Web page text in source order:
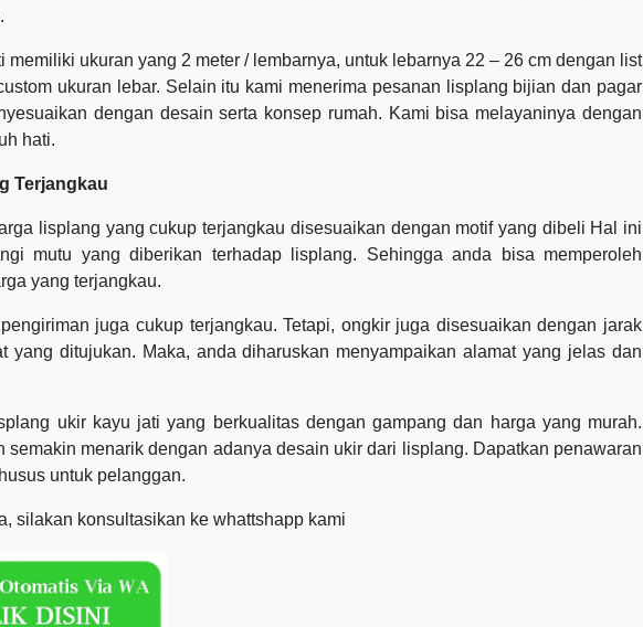
memiliki ukuran yang 2 meter / lembarnya, untuk lebarnya 22 – 26 cm dengan list
ukuran lebar. Selain itu kami menerima pesanan lisplang bijian dan pagar
dengan desain serta konsep rumah. Kami bisa melayaninya dengan
hati.
Terjangkau
lisplang yang cukup terjangkau disesuaikan dengan motif yang dibeli Hal ini
mutu yang diberikan terhadap lisplang. Sehingga anda bisa memperoleh
yang terjangkau.
juga cukup terjangkau. Tetapi, ongkir juga disesuaikan dengan jarak
yang ditujukan. Maka, anda diharuskan menyampaikan alamat yang jelas dan
ukir kayu jati yang berkualitas dengan gampang dan harga yang murah.
semakin menarik dengan adanya desain ukir dari lisplang. Dapatkan penawaran
untuk pelanggan.
silakan konsultasikan ke whattshapp kami